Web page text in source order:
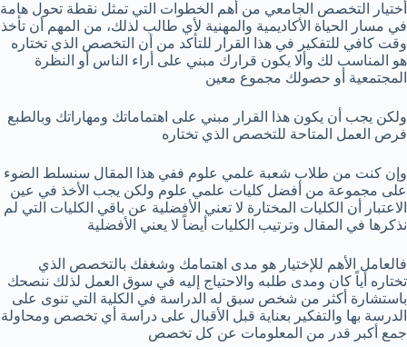
أختيار التخصص الجامعي من أهم الخطوات التي تمثل نقطة تحول هامة
في مسار الحياة الأكاديمية والمهنية لأي طالب لذلك، من المهم أن تأخذ
وقت كافي للتفكير في هذا القرار للتأكد من أن التخصص الذي تختاره
هو المناسب لك وألا يكون قرارك مبني على أراء الناس أو النظرة
المجتمعية أو حصولك مجموع معين
ولكن يجب أن يكون هذا القرار مبني على اهتماماتك ومهاراتك وبالطبع
فرص العمل المتاحة للتخصص الذي تختاره
وإن كنت من طلاب شعبة علمي علوم ففي هذا المقال سنسلط الضوء
على مجموعة من أفضل كليات علمي علوم ولكن يجب الأخذ في عين
الاعتبار أن الكليات المختارة لا تعني الأفضلية عن باقي الكليات التي لم
نذكرها في المقال وترتيب الكليات أيضاً لا يعني الأفضلية
فالعامل الأهم للإختيار هو مدى اهتمامك وشغفك بالتخصص الذي
تختاره أياً كان ومدى طلبه والاحتياج إليه في سوق العمل لذلك ننصحك
باستشارة أكثر من شخص سبق له الدراسة في الكلية التي تنوى على
الدرسة بها والتفكير بعناية قبل الأقبال على دراسة أي تخصص ومحاولة
جمع أكبر قدر من المعلومات عن كل تخصص